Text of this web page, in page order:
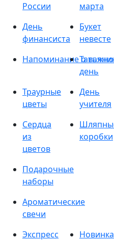
России
марта
День
финансиста
Букет
невесте
Напоминание о
день
Траурные
цветы
День
учителя
Сердца
из
цветов
коробки
Подарочные
наборы
Ароматические
свечи
Экспресс
Новинка